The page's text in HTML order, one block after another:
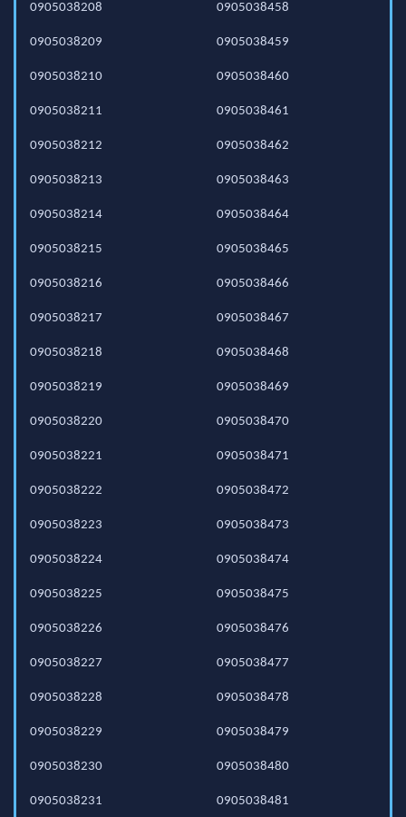
0905038208
0905038209
0905038210
0905038211
0905038212
0905038213
0905038214
0905038215
0905038216
0905038217
0905038218
0905038219
0905038220
0905038221
0905038222
0905038223
0905038224
0905038225
0905038226
0905038227
0905038228
0905038229
0905038230
0905038231
0905038458
0905038459
0905038460
0905038461
0905038462
0905038463
0905038464
0905038465
0905038466
0905038467
0905038468
0905038469
0905038470
0905038471
0905038472
0905038473
0905038474
0905038475
0905038476
0905038477
0905038478
0905038479
0905038480
0905038481